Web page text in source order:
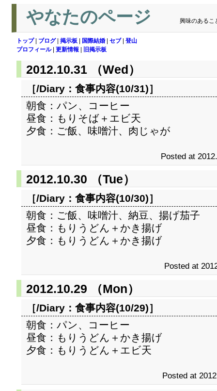
やなたのページ 興味のあるこ
トップ| ブログ| 掲示板 国際結婚 セブ| 登山
プロフィール| 更新情報 旧掲示板
2012.10.31 （Wed）
［/Diary： 食事内容(10/31)］
朝食：パン、コーヒー
昼食：もりそば＋エビ天
夕食：ご飯、味噌汁、肉じゃが
Posted at
2012.10.30 （Tue）
［/Diary： 食事内容(10/30)］
朝食：ご飯、味噌汁、納豆、揚げ茄子
昼食：もりうどん＋かき揚げ
夕食：もりうどん＋かき揚げ
Posted at
2012.10.29 （Mon）
［/Diary： 食事内容(10/29)］
朝食：パン、コーヒー
昼食：もりうどん＋かき揚げ
夕食：もりうどん＋エビ天
Posted at